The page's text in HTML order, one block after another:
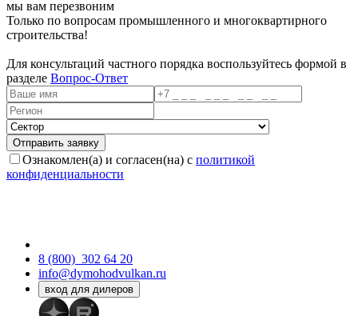
мы вам перезвоним
Только по вопросам промышленного и многоквартирного
строительства!
Для консультаций частного порядка воспользуйтесь формой в
разделе Вопрос-Ответ
Ознакомлен(а) и согласен(на) с политикой
конфиденциальности
8 (800) 302 64 20
info@dymohodvulkan.ru